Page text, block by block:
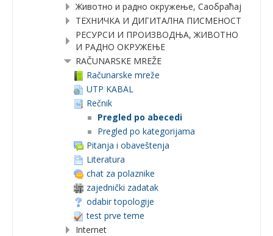
Животно и радно окружење, Саобраћај
ТЕХНИЧКА И ДИГИТАЛНА ПИСМЕНОСТ
РЕСУРСИ И ПРОИЗВОДЊА, ЖИВОТНО
И РАДНО ОКРУЖЕЊЕ
RAČUNARSKE MREŽE
Računarske mreže
UTP KABAL
Rečnik
Pregled po abecedi
Pregled po kategorijama
Pitanja i obaveštenja
Literatura
chat za polaznike
zajednički zadatak
odabir topologije
test prve teme
Internet